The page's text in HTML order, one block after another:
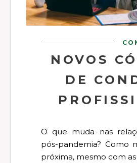
NOVOS
DE
O que muda nas relações profissionais
pós-pandemia? Como
próxima, mesmo com as